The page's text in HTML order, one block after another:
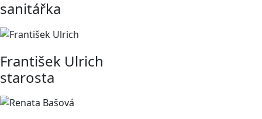
sanitářka
František Ulrich
starosta